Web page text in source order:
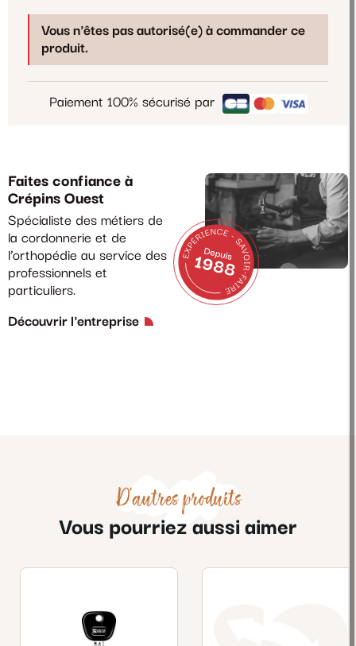
Vous n'êtes pas autorisé(e) à commander ce
produit.
Paiement 100% sécurisé par
Faites confiance à
Crépins Ouest
Spécialiste des métiers de
la cordonnerie et de
l’orthopédie au service des
professionnels et
particuliers.
Découvrir l'entreprise
D'autres produits
Vous pourriez aussi aimer